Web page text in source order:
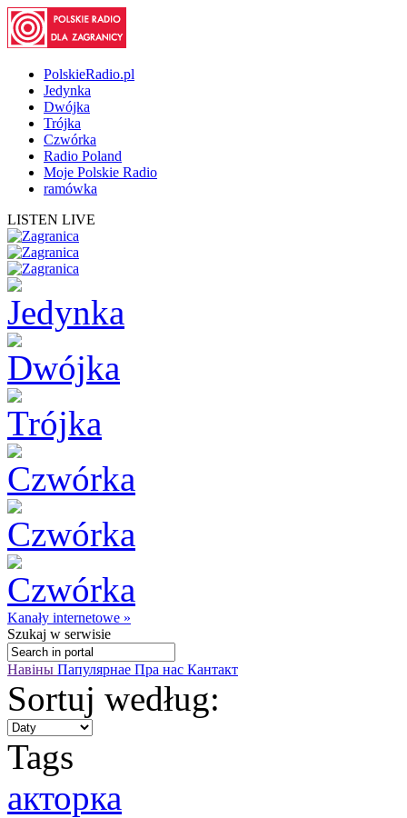
PolskieRadio.pl
Jedynka
Dwójka
Trójka
Czwórka
Radio Poland
Moje Polskie Radio
ramówka
LISTEN LIVE
Kanały internetowe »
Szukaj w serwisie
Навіны Папулярнае Пра нас Кантакт
Sortuj według:
Tags
акторка